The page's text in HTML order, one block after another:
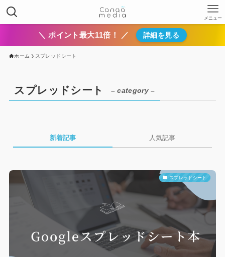
メニュー
＼ ポイント最大11倍！ ／ 詳細を見る
ホーム スプレッドシート
スプレッドシート – category –
新着記事 人気記事
スプレッドシート